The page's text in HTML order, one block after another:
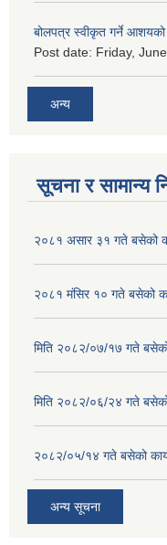
बोलपत्र स्वीकृत गर्ने
Post date: Friday,
अन्य
सूचना र सामान्य
२०८१ असार ३१ गते बसेको
२०८१ मंसिर १० गते बसेको
मिति २०८२/०७/१७ गते बसेको
मिति २०८२/०६/२४ गते बसेको
२०८२/०५/१४ गते बसेको
अन्य सूचना